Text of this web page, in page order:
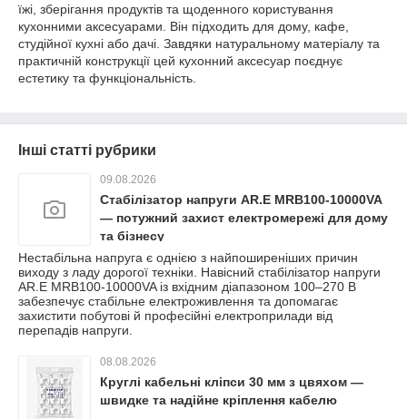
їжі, зберігання продуктів та щоденного користування
кухонними аксесуарами. Він підходить для дому, кафе,
студійної кухні або дачі. Завдяки натуральному матеріалу та
практичній конструкції цей кухонний аксесуар поєднує
естетику та функціональність.
Інші статті рубрики
09.08.2026
Стабілізатор напруги AR.E MRB100-10000VA
— потужний захист електромережі для дому
та бізнесу
Нестабільна напруга є однією з найпоширеніших причин
виходу з ладу дорогої техніки. Навісний стабілізатор напруги
AR.E MRB100-10000VA із вхідним діапазоном 100–270 В
забезпечує стабільне електроживлення та допомагає
захистити побутові й професійні електроприлади від
перепадів напруги.
08.08.2026
Круглі кабельні кліпси 30 мм з цвяхом —
швидке та надійне кріплення кабелю